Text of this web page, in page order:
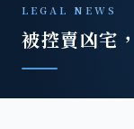
LEGAL NEWS
被控賣凶宅